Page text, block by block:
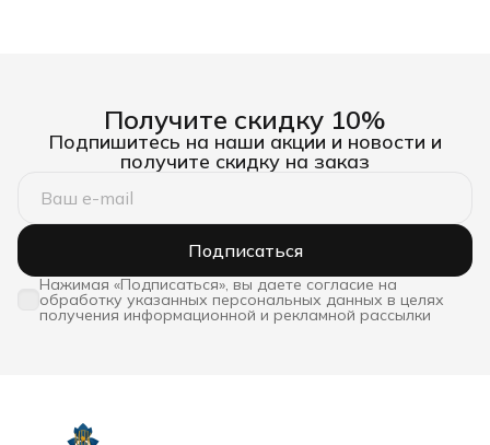
Получите скидку 10%
Подпишитесь на наши акции и новости и
получите скидку на заказ
Подписаться
Нажимая «Подписаться», вы даете согласие на
обработку указанных персональных данных в целях
получения информационной и рекламной рассылки